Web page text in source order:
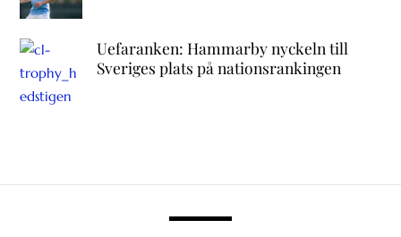
Uefaranken: Hammarby nyckeln till
Sveriges plats på nationsrankingen